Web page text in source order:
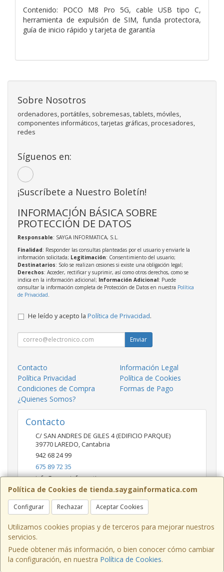
Contenido: POCO M8 Pro 5G, cable USB tipo C,
herramienta de expulsión de SIM, funda protectora,
guía de inicio rápido y tarjeta de garantía
Política de Cookies de tienda.saygainformatica.com
Configurar Rechazar Aceptar Cookies
Utilizamos cookies propias y de terceros para mejorar nuestros
servicios.
Puede obtener más información, o bien conocer cómo cambiar
la configuración, en nuestra Política de Cookies.
Sobre Nosotros
ordenadores, portátiles, sobremesas, tablets, móviles,
componentes informáticos, tarjetas gráficas, procesadores,
redes
Síguenos en:
¡Suscríbete a Nuestro Boletín!
INFORMACIÓN BÁSICA SOBRE
PROTECCIÓN DE DATOS
Responsable: SAYGA INFORMATICA, S.L.
Finalidad: Responder las consultas planteadas por el usuario y enviarle la
información solicitada; Legitimación: Consentimiento del usuario;
Destinatarios: Solo se realizan cesiones si existe una obligación legal;
Derechos: Acceder, rectificar y suprimir, así como otros derechos, como se
indica en la información adicional; Información Adicional: Puede
consultar la información completa de Protección de Datos en nuestra Política
de Privacidad
He leído y acepto la Política de Privacidad.
Enviar
Contacto
Información Legal
Política Privacidad
Política de Cookies
Condiciones de Compra
Formas de Pago
¿Quienes Somos?
Contacto
C/ SAN ANDRES DE GILES 4 (EDIFICIO PARQUE)
39770LAREDO, Cantabria
942 68 24 99
675 89 72 35
info@saygainformatica.com
Horario
10-14 / 19:00-20:30
, , , , España. - C.I.F.: B39623145 - Tfno: